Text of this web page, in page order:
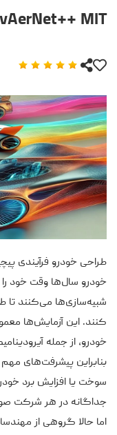
MIT
طراحی خودرو فرآیندی
خودرو سال‌ها وقت خود
شبیه‌سازی‌ها می‌کنند تا
کنند. این آزمایش‌ها
خودرو، از جمله
بنابراین پیشرفت‌های
سوخت یا افزایش برد
جداگانه در هر شرکت